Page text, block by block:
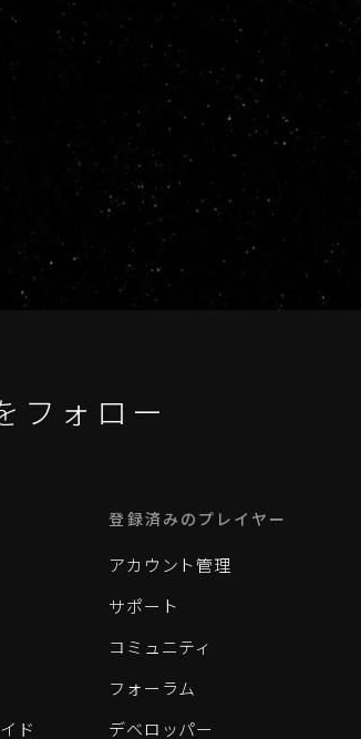
フォロー
ド
登録済みのプレイヤー
アカウント管理
サポート
コミュニティ
フォーラム
デベロッパー